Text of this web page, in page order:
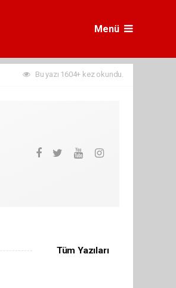
Menü
Bu yazı 1604+ kez okundu.
Tüm Yazıları